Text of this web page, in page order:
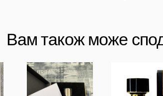
Вам також може